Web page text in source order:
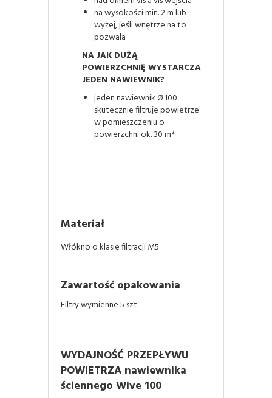
na wysokości min. 2 m lub
wyżej, jeśli wnętrze na to
pozwala
NA JAK DUŻĄ
POWIERZCHNIĘ WYSTARCZA
JEDEN NAWIEWNIK?
jeden nawiewnik Ø 100
skutecznie filtruje powietrze
w pomieszczeniu o
powierzchni ok. 30 m²
Materiał
Włókno o klasie filtracji M5
Zawartość opakowania
Filtry wymienne 5 szt.
WYDAJNOŚĆ PRZEPŁYWU
POWIETRZA nawiewnika
ściennego Wive 100